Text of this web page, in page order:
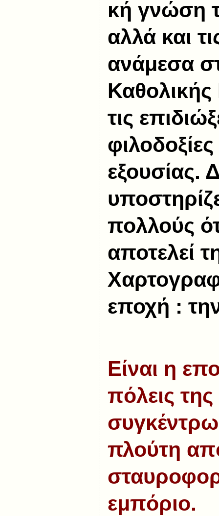
κή γνώση
αλλά και
ανάμεσα
Καθολικής
τις
εξουσίας.
πολλούς
αποτελεί
εποχή :
Είναι η
πόλεις της
πλούτη
εμπόριο.